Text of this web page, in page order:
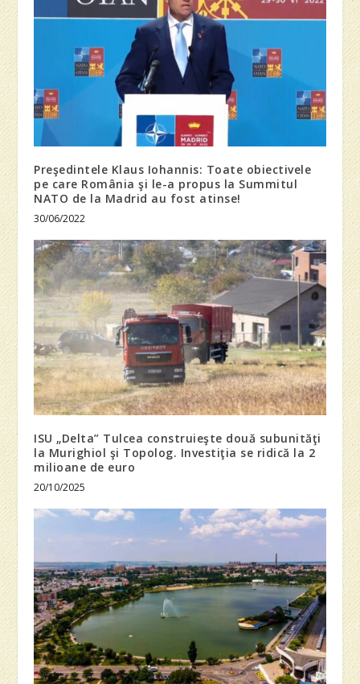
Preşedintele Klaus Iohannis: Toate obiectivele
pe care România şi le-a propus la Summitul
NATO de la Madrid au fost atinse!
30/06/2022
ISU „Delta” Tulcea construieşte două subunităţi
la Murighiol şi Topolog. Investiţia se ridică la 2
milioane de euro
20/10/2025